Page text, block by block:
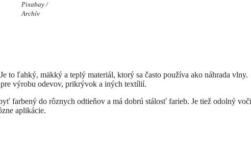
Pixabay /
Archív
to ľahký, mäkký a teplý materiál, ktorý sa často používa ako náhrada vlny.
výrobu odevov, prikrývok a iných textílií.
farbený do rôznych odtieňov a má dobrú stálosť farieb. Je tiež odolný voči
aplikácie.